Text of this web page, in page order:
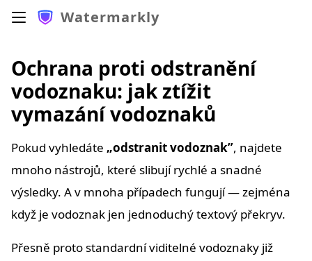
Watermarkly
Ochrana proti odstranění
vodoznaku: jak ztížit
vymazání vodoznaků
Pokud vyhledáte „odstranit vodoznak”, najdete
mnoho nástrojů, které slibují rychlé a snadné
výsledky. A v mnoha případech fungují — zejména
když je vodoznak jen jednoduchý textový překryv.
Přesně proto standardní viditelné vodoznaky již